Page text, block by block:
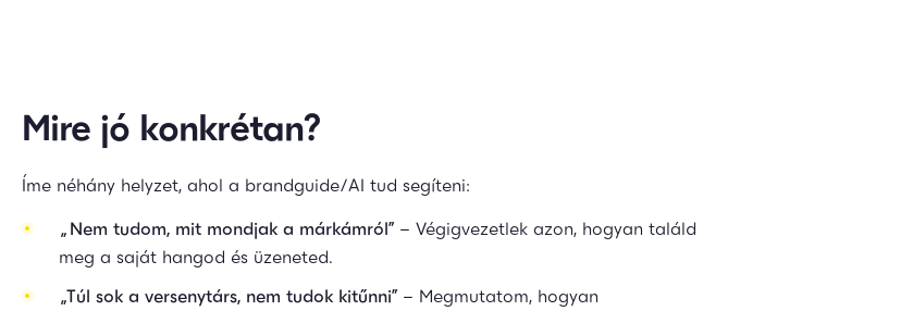
Mire jó konkrétan?
Íme néhány helyzet, ahol a brandguide/AI tud segíteni:
„Nem tudom, mit mondjak a márkámról” – Végigvezetlek azon, hogyan találd
meg a saját hangod és üzeneted.
„Túl sok a versenytárs, nem tudok kitűnni” – Megmutatom, hogyan